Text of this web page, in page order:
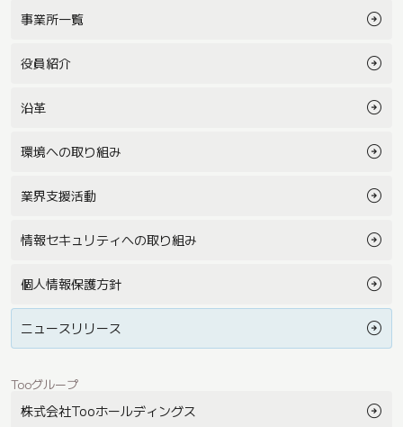
事業所一覧
役員紹介
沿革
環境への取り組み
業界支援活動
情報セキュリティへの取り組み
個人情報保護方針
ニュースリリース
Tooグループ
株式会社Tooホールディングス